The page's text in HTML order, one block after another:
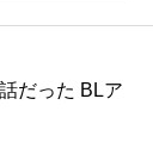
だった BLア